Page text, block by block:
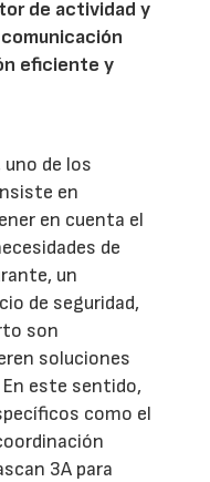
de actividad y
eficiente y
de los
en
en cuenta el
de
un
de seguridad,
son
soluciones
este sentido,
como el
3A para